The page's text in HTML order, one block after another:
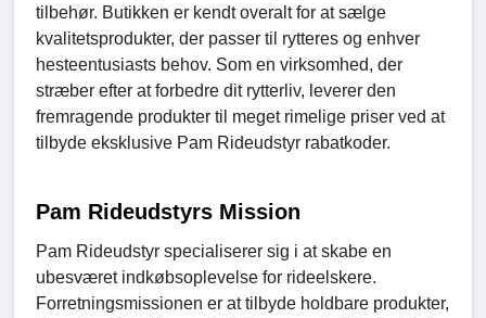
tilbehør. Butikken er kendt overalt for at sælge
kvalitetsprodukter, der passer til rytteres og enhver
hesteentusiasts behov. Som en virksomhed, der
stræber efter at forbedre dit rytterliv, leverer den
fremragende produkter til meget rimelige priser ved at
tilbyde eksklusive Pam Rideudstyr rabatkoder.
Pam Rideudstyrs Mission
Pam Rideudstyr specialiserer sig i at skabe en
ubesværet indkøbsoplevelse for rideelskere.
Forretningsmissionen er at tilbyde holdbare produkter,